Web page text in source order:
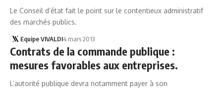
Le Conseil d’état fait le point sur le contentieux administratif
des marchés publics.
Equipe VIVALDI4 mars 2013
Contrats de la commande publique :
mesures favorables aux entreprises.
L’autorité publique devra notamment payer à son